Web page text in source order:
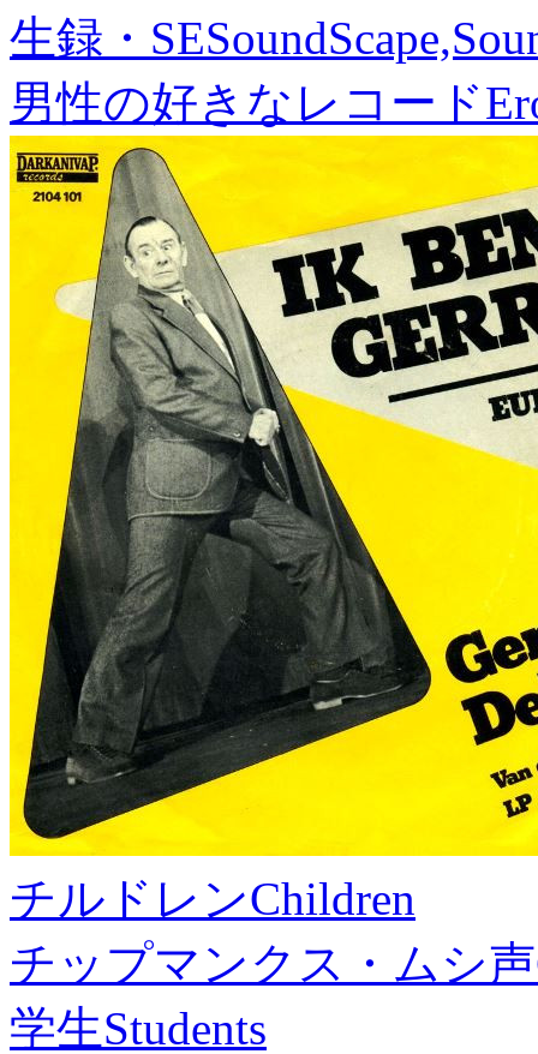
生録・SE
男性の好きなレコード
チルドレンChildren
チップマンクス・ムシ声
学生Students